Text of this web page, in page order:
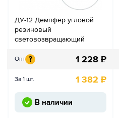
ДУ-12 Демпфер угловой
резиновый
световозвращающий
Опт ? 1 228 ₽
За 1 шт. 1 382 ₽
В наличии